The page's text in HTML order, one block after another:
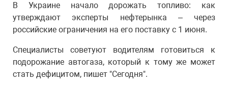
В Украине начало дорожать топливо: как
утверждают эксперты нефтерынка – через
российские ограничения на его поставку с 1 июня.
Специалисты советуют водителям готовиться к
подорожание автогаза, который к тому же может
стать дефицитом, пишет "Сегодня".